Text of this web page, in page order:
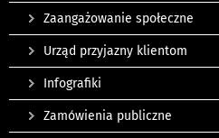
Zaangażowanie społeczne
Urząd przyjazny klientom
Infografiki
Zamówienia publiczne